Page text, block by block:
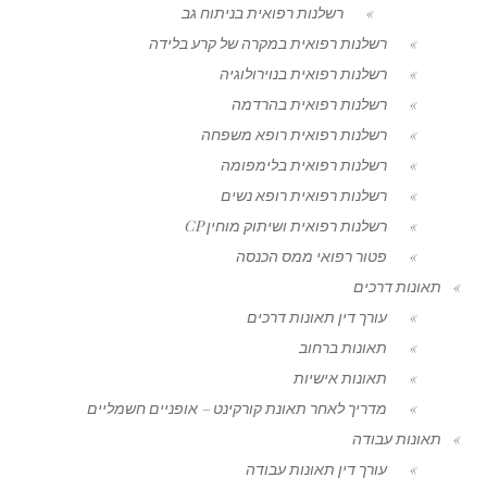
רשלנות רפואית בניתוח גב
רשלנות רפואית במקרה של קרע בלידה
רשלנות רפואית בנוירולוגיה
רשלנות רפואית בהרדמה
רשלנות רפואית רופא משפחה
רשלנות רפואית בלימפומה
רשלנות רפואית רופא נשים
רשלנות רפואית ושיתוק מוחין CP
פטור רפואי ממס הכנסה
תאונות דרכים
עורך דין תאונות דרכים
תאונות ברחוב
תאונות אישיות
מדריך לאחר תאונת קורקינט – אופניים חשמליים
תאונות עבודה
עורך דין תאונות עבודה